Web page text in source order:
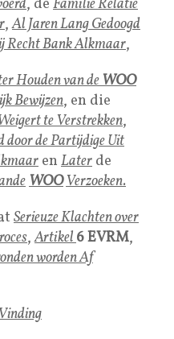
, de Familie Relatie
,Al Jaren Lang Gedoogd
Recht Bank Alkmaar,
Houden van deWOO
Bewijzen, en die
te Verstrekken,
door de Partijdige Uit
en Later de
WOOVerzoeken.
Serieuze Klachten over
,Artikel6 EVRM,
worden Af